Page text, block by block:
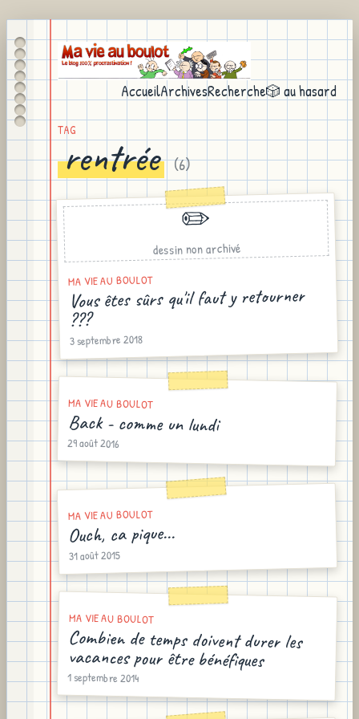
AccueilArchivesRecherche🎲 au hasard
TAG
rentrée (6)
✏️
dessin non archivé
MA VIE AU BOULOT
Vous êtes sûrs qu'il faut y retourner
???
3 septembre 2018
MA VIE AU BOULOT
Back - comme un lundi
29 août 2016
MA VIE AU BOULOT
Ouch, ca pique...
31 août 2015
MA VIE AU BOULOT
Combien de temps doivent durer les
vacances pour être bénéfiques
1 septembre 2014